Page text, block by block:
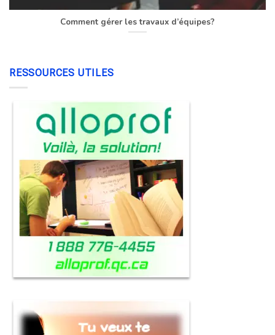
Comment gérer les travaux d’équipes?
RESSOURCES UTILES